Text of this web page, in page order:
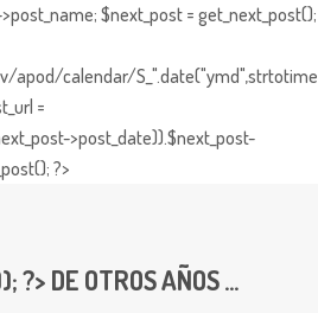
$next_post = get_next_post();
apod/calendar/
=
>post_date)).$next_post-
?>
?> DE OTROS AÑOS ...